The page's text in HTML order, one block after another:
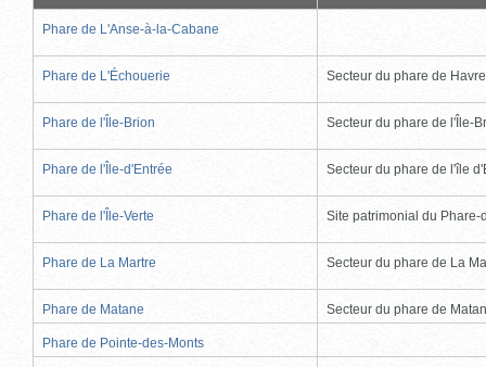
Phare de L'Anse-à-la-Cabane
Phare de L'Échouerie Secteur du phare de
Phare de l'Île-Brion Secteur du phare de l'Île-
Phare de l'Île-d'Entrée Secteur du phare de l'île
Phare de l'Île-Verte Site patrimonial du Phare-
Phare de La Martre Secteur du phare de La
Phare de Matane Secteur du phare de
Phare de Pointe-des-Monts